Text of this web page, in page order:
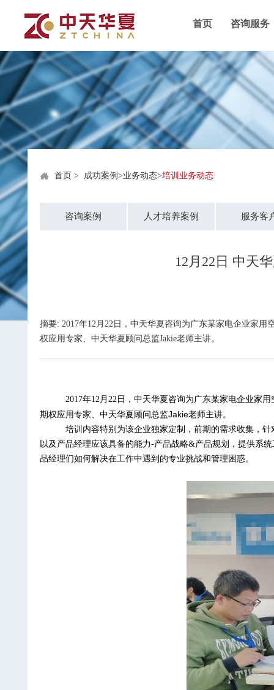
首页 咨询服务
首页 > 成功案例 >业务动态>培训业务动态
咨询案例 人才培养案例 服务客
12月22日 中天
摘要: 2017年12月22日，中天华夏咨询为广东某家电企业家
权应用专家、中天华夏顾问总监Jakie老师主讲。
2017年12月22日，中天华夏咨询为广东某家电企业家
期权应用专家、中天华夏顾问总监Jakie老师主讲。
培训内容特别为该企业独家定制，前期的需求收集，
以及产品经理应该具备的能力-产品战略&产品规划，提供系
品经理们如何解决在工作中遇到的专业挑战和管理困惑。